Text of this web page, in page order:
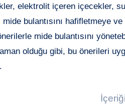
elektrolit içeren içecekler,
bulantısını hafifletmeye ve
mide bulantısını
olduğu gibi, bu önerileri